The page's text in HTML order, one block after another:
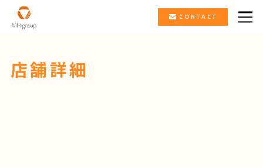
CONTACT
店舗詳細